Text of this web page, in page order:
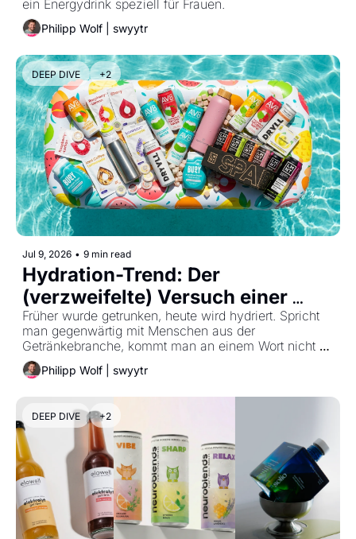
ein Energydrink speziell für Frauen.
Philipp Wolf | swyytr
DEEP DIVE +2
Jul 9, 2026 • 9 min read
Hydration-Trend: Der
(verzweifelte) Versuch einer
Einordnung
Früher wurde getrunken, heute wird hydriert. Spricht
man gegenwärtig mit Menschen aus der
Getränkebranche, kommt man an einem Wort nicht
vorbei: Hydration.
Philipp Wolf | swyytr
DEEP DIVE +2